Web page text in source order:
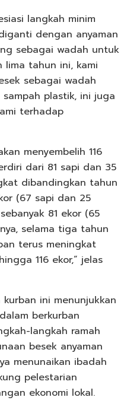
langkah minim
dengan anyaman
sebagai wadah untuk
lima tahun ini, kami
sebagai wadah
plastik, ini juga
terhadap
menyembelih 116
dari 81 sapi dan 35
dibandingkan tahun
(67 sapi dan 25
81 ekor (65
selama tiga tahun
terus meningkat
116 ekor,” jelas
ini menunjukkan
berkurban
langkah ramah
besek anyaman
menunaikan ibadah
pelestarian
ekonomi lokal.